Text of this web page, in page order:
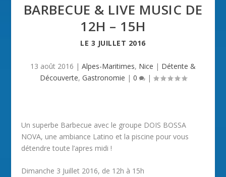
BARBECUE & LIVE MUSIC DE
12H – 15H
LE 3 JUILLET 2016
13 août 2016 | Alpes-Maritimes, Nice | Détente &
Découverte, Gastronomie | 0 |
Un superbe Barbecue avec le groupe DOIS BOSSA
NOVA, une ambiance Latino et la piscine pour vous
détendre toute l’apres midi !
Dimanche 3 Juillet 2016, de 12h à 15h